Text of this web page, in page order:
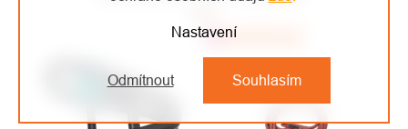
Nastavení
Odmítnout Souhlasím
Top Doporučujeme